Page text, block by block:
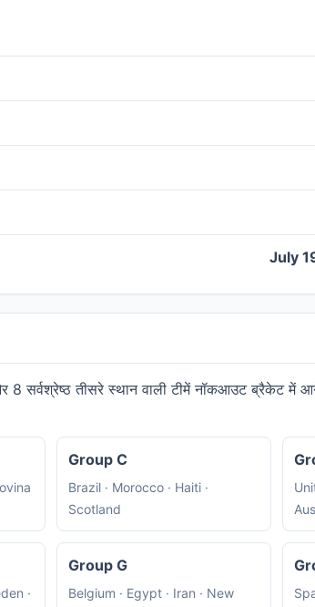
July
8 सर्वश्रेष्ठ तीसरे स्थान वाली टीमें नॉकआउट ब्रैकेट में
Group C
Brazil · Morocco · Haiti ·
Scotland
·
Group G
Belgium · Egypt · Iran · New